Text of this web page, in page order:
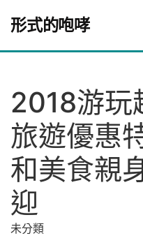
形式的咆哮
2018游玩
旅遊優惠
和美食親
迎
未分類